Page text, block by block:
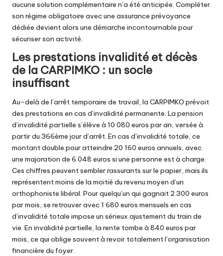
aucune solution complémentaire n’a été anticipée. Compléter
son régime obligatoire avec une assurance prévoyance
dédiée devient alors une démarche incontournable pour
sécuriser son activité.
Les prestations invalidité et décès
de la CARPIMKO : un socle
insuffisant
Au-delà de l’arrêt temporaire de travail, la CARPIMKO prévoit
des prestations en cas d’invalidité permanente. La pension
d’invalidité partielle s’élève à 10 080 euros par an, versée à
partir du 366ème jour d’arrêt. En cas d’invalidité totale, ce
montant double pour atteindre 20 160 euros annuels, avec
une majoration de 6 048 euros si une personne est à charge.
Ces chiffres peuvent sembler rassurants sur le papier, mais ils
représentent moins de la moitié du revenu moyen d’un
orthophoniste libéral. Pour quelqu’un qui gagnait 2 300 euros
par mois, se retrouver avec 1 680 euros mensuels en cas
d’invalidité totale impose un sérieux ajustement du train de
vie. En invalidité partielle, la rente tombe à 840 euros par
mois, ce qui oblige souvent à revoir totalement l’organisation
financière du foyer.